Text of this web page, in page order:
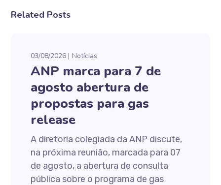
Related Posts
03/08/2026 Notícias
ANP marca para 7 de
agosto abertura de
propostas para gas
release
A diretoria colegiada da ANP discute,
na próxima reunião, marcada para 07
de agosto, a abertura de consulta
pública sobre o programa de gas